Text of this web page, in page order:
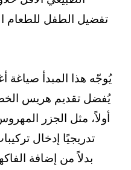
تفضيل الطفل للطعام
يُوجّه هذا المبدأ صياغة
يُفضل تقديم هريس
أولاً، مثل الجزر
تدريجيًا إدخال
بدلاً من إضافة